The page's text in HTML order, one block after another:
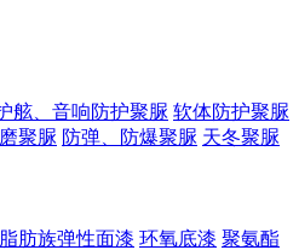
舷、音响防护聚脲 软体防护聚脲
聚脲 防弹、防爆聚脲 天冬聚脲
脂肪族弹性面漆 环氧底漆 聚氨酯